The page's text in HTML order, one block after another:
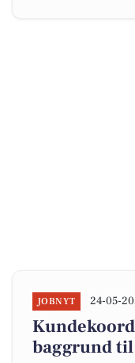
JOBNYT 24-05-
baggrund til